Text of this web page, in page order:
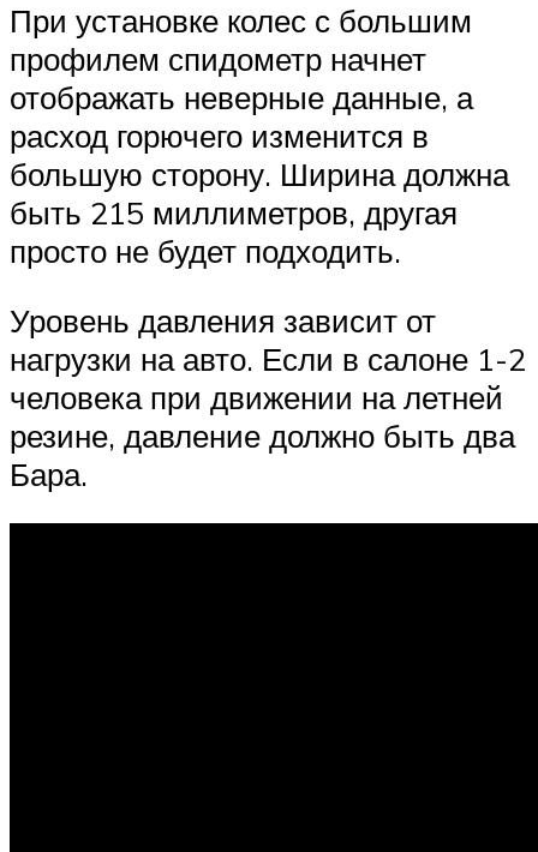
При установке колес с большим
профилем спидометр начнет
отображать неверные данные, а
расход горючего изменится в
большую сторону. Ширина должна
быть 215 миллиметров, другая
просто не будет подходить.
Уровень давления зависит от
нагрузки на авто. Если в салоне 1-2
человека при движении на летней
резине, давление должно быть два
Бара.